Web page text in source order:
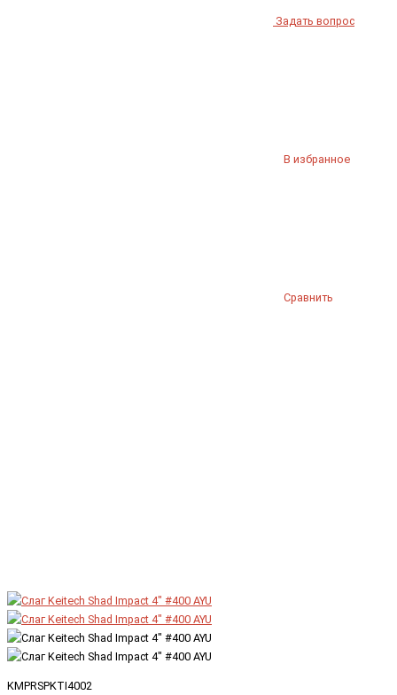
Задать вопрос
В избранное
Сравнить
KMPRSPKTI4002